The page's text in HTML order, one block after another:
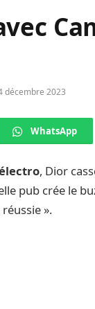
décembre 2023
WhatsApp
, Dior
pub crée le
».